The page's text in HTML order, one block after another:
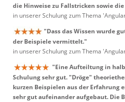
die Hinweise zu Fallstricken sowie
in unserer Schulung zum Thema
"Dass das Wissen wurde
der Beispiele vermittelt."
in unserer Schulung zum Thema
"Eine Aufteiltung in
Schulung sehr gut. "Dröge"
kurzen Beispielen aus der Erfahrung
sehr gut aufeinander aufgebaut. Die